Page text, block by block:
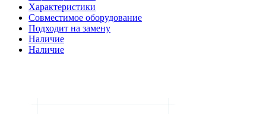
Характеристики
Совместимое оборудование
Подходит на замену
Наличие
Наличие